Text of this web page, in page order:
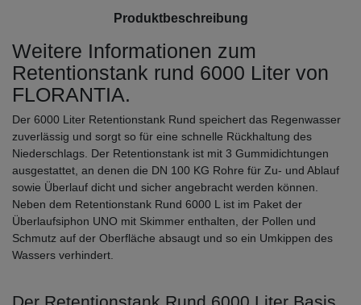
Produktbeschreibung
Weitere Informationen zum
Retentionstank rund 6000 Liter von
FLORANTIA.
Der 6000 Liter Retentionstank Rund speichert das Regenwasser
zuverlässig und sorgt so für eine schnelle Rückhaltung des
Niederschlags. Der Retentionstank ist mit 3 Gummidichtungen
ausgestattet, an denen die DN 100 KG Rohre für Zu- und Ablauf
sowie Überlauf dicht und sicher angebracht werden können.
Neben dem Retentionstank Rund 6000 L ist im Paket der
Überlaufsiphon UNO mit Skimmer enthalten, der Pollen und
Schmutz auf der Oberfläche absaugt und so ein Umkippen des
Wassers verhindert.